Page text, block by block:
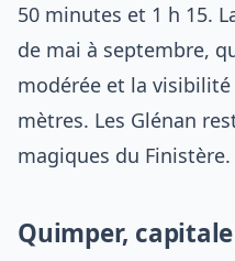
50 minutes et 1 h 15.
de mai à septembre,
modérée et la
mètres. Les Glénan
magiques du Finistère.
Quimper,